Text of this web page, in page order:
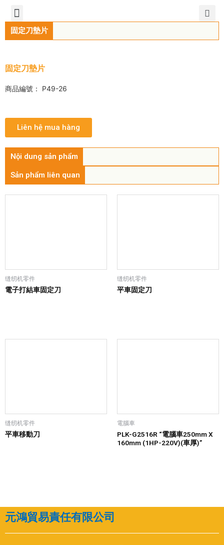
固定刀墊片
固定刀墊片
商品編號： P49-26
Liên hệ mua hàng
Nội dung sản phẩm
Sản phẩm liên quan
缝纫机零件
電子打結車固定刀
缝纫机零件
平車固定刀
缝纫机零件
平車移動刀
電腦車
PLK-G2516R “電腦車250mm X
160mm (1HP-220V)(車厚)”
元鴻貿易責任有限公司